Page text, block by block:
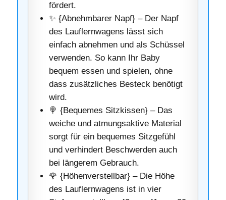
fördert.
✨ {Abnehmbarer Napf} – Der Napf
des Lauflernwagens lässt sich
einfach abnehmen und als Schüssel
verwenden. So kann Ihr Baby
bequem essen und spielen, ohne
dass zusätzliches Besteck benötigt
wird.
🍭 {Bequemes Sitzkissen} – Das
weiche und atmungsaktive Material
sorgt für ein bequemes Sitzgefühl
und verhindert Beschwerden auch
bei längerem Gebrauch.
🌹 {Höhenverstellbar} – Die Höhe
des Lauflernwagens ist in vier